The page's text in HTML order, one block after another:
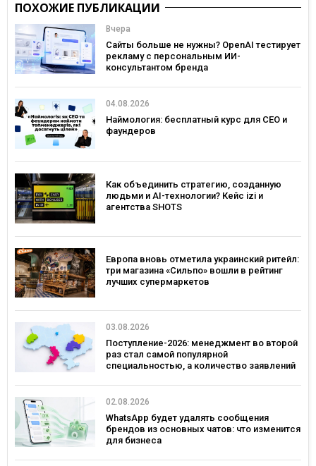
ПОХОЖИЕ ПУБЛИКАЦИИ
Вчера
Сайты больше не нужны? OpenAI тестирует
рекламу с персональным ИИ-
консультантом бренда
04.08.2026
Наймология: бесплатный курс для CEO и
фаундеров
Как объединить стратегию, созданную
людьми и AI-технологии? Кейс izi и
агентства SHOTS
Европа вновь отметила украинский ритейл:
три магазина «Сильпо» вошли в рейтинг
лучших супермаркетов
03.08.2026
Поступление-2026: менеджмент во второй
раз стал самой популярной
специальностью, а количество заявлений
02.08.2026
WhatsApp будет удалять сообщения
брендов из основных чатов: что изменится
для бизнеса